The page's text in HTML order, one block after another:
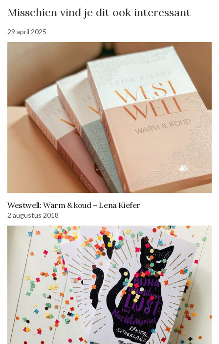
Misschien vind je dit ook interessant
29 april 2025
Westwell: Warm & koud – Lena Kiefer
2 augustus 2018